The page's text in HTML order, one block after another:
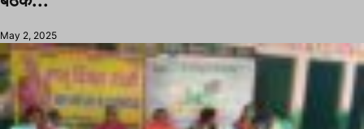
May 2, 2025